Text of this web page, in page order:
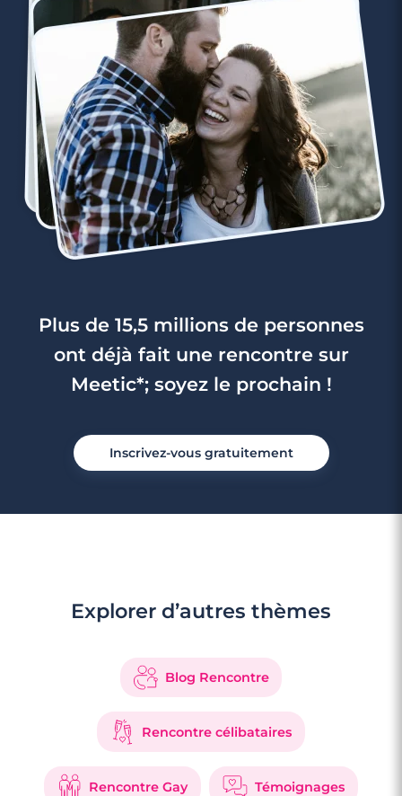
Plus de 15,5 millions de personnes
ont déjà fait une rencontre sur
Meetic*; soyez le prochain !
Inscrivez-vous gratuitement
Explorer d’autres thèmes
Blog Rencontre
Rencontre célibataires
Rencontre Gay Témoignages